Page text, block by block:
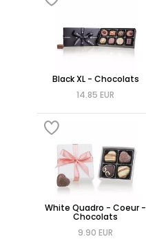
Black XL - Chocolats
14.85 EUR
White Quadro - Coeur -
Chocolats
9.90 EUR